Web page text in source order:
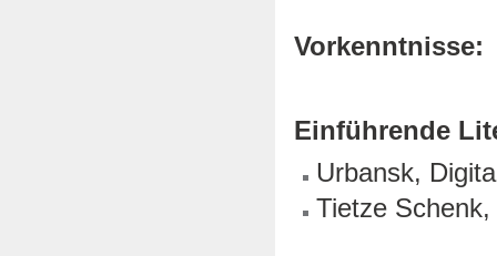
Vorkenntnisse:
Einführende
Urbansk,
Tietze